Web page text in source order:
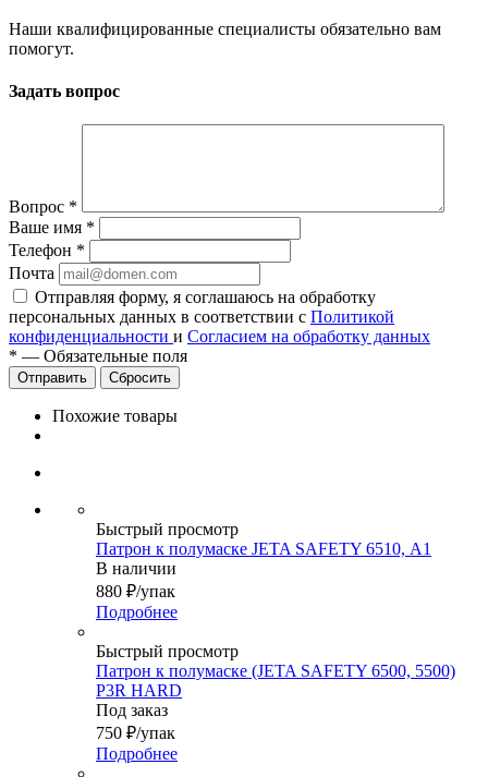
Наши квалифицированные специалисты обязательно вам
помогут.
Задать вопрос
Вопрос *
Ваше имя *
Телефон *
Почта
Отправляя форму, я соглашаюсь на обработку
персональных данных в соответствии с Политикой
конфиденциальности и Согласием на обработку данных
* — Обязательные поля
Сбросить
Похожие товары
Быстрый просмотр
Патрон к полумаске JETA SAFETY 6510, А1
В наличии
880 ₽/упак
Подробнее
Быстрый просмотр
Патрон к полумаске (JETA SAFETY 6500, 5500)
P3R HARD
Под заказ
750 ₽/упак
Подробнее